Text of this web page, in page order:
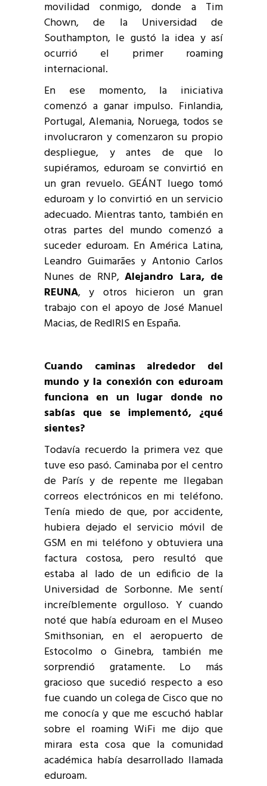
movilidad conmigo, donde a Tim
Chown, de la Universidad de
Southampton, le gustó la idea y así
ocurrió el primer roaming
internacional.
En ese momento, la iniciativa
comenzó a ganar impulso. Finlandia,
Portugal, Alemania, Noruega, todos se
involucraron y comenzaron su propio
despliegue, y antes de que lo
supiéramos, eduroam se convirtió en
un gran revuelo. GEÁNT luego tomó
eduroam y lo convirtió en un servicio
adecuado. Mientras tanto, también en
otras partes del mundo comenzó a
suceder eduroam. En América Latina,
Leandro Guimarães y Antonio Carlos
Nunes de RNP,Alejandro Lara, de
REUNA, y otros hicieron un gran
trabajo con el apoyo de José Manuel
Macias, de RedIRIS en España.
Cuando caminas alrededor del
mundo y la conexión con eduroam
funciona en un lugar donde no
sabías que se implementó, ¿qué
sientes?
Todavía recuerdo la primera vez que
tuve eso pasó. Caminaba por el centro
de París y de repente me llegaban
correos electrónicos en mi teléfono.
Tenía miedo de que, por accidente,
hubiera dejado el servicio móvil de
GSM en mi teléfono y obtuviera una
factura costosa, pero resultó que
estaba al lado de un edificio de la
Universidad de Sorbonne. Me sentí
increíblemente orgulloso. Y cuando
noté que había eduroam en el Museo
Smithsonian, en el aeropuerto de
Estocolmo o Ginebra, también me
sorprendió gratamente. Lo más
gracioso que sucedió respecto a eso
fue cuando un colega de Cisco que no
me conocía y que me escuchó hablar
sobre el roaming WiFi me dijo que
mirara esta cosa que la comunidad
académica había desarrollado llamada
eduroam.